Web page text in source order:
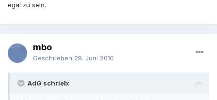
egal zu sein.
mbo
Geschrieben 28. Juni 2010
AdG schrieb: